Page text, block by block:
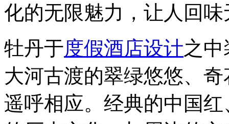
化的无限魅力，让人回
牡丹于度假酒店设计之
大河古渡的翠绿悠悠、
遥呼相应。经典的中国